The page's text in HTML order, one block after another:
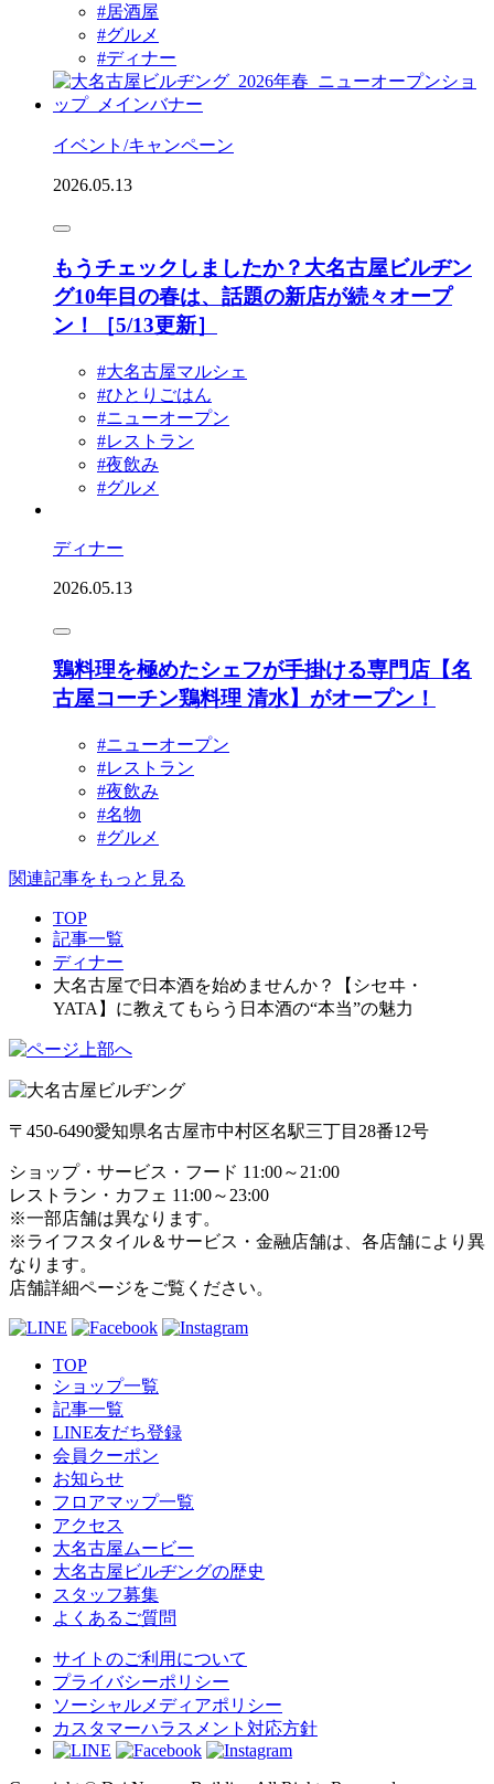
#居酒屋
#グルメ
#ディナー
イベント/キャンペーン
2026.05.13
もうチェックしましたか？大名古屋ビルヂン
グ10年目の春は、話題の新店が続々オープ
ン！［5/13更新］
#大名古屋マルシェ
#ひとりごはん
#ニューオープン
#レストラン
#夜飲み
#グルメ
ディナー
2026.05.13
鶏料理を極めたシェフが手掛ける専門店【名
古屋コーチン鶏料理 清水】がオープン！
#ニューオープン
#レストラン
#夜飲み
#名物
#グルメ
関連記事をもっと見る
TOP
記事一覧
ディナー
大名古屋で日本酒を始めませんか？【シセヰ・
YATA】に教えてもらう日本酒の“本当”の魅力
〒450-6490愛知県名古屋市中村区名駅三丁目28番12号
ショップ・サービス・フード 11:00～21:00
レストラン・カフェ 11:00～23:00
※一部店舗は異なります。
※ライフスタイル＆サービス・金融店舗は、各店舗により異
なります。
店舗詳細ページをご覧ください。
TOP
ショップ一覧
記事一覧
LINE友だち登録
会員クーポン
お知らせ
フロアマップ一覧
アクセス
大名古屋ムービー
大名古屋ビルヂングの歴史
スタッフ募集
よくあるご質問
サイトのご利用について
プライバシーポリシー
ソーシャルメディアポリシー
カスタマーハラスメント対応方針